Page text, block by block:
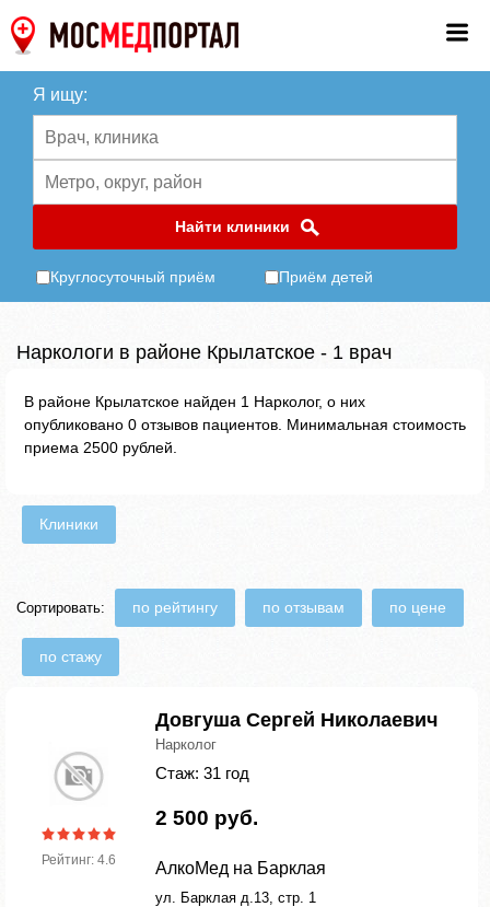
Я ищу:
Найти клиники
Круглосуточный приём Приём детей
Наркологи в районе Крылатское - 1 врач
В районе Крылатское найден 1 Нарколог, о них
опубликовано 0 отзывов пациентов. Минимальная стоимость
приема 2500 рублей.
Клиники
Сортировать: по рейтингу по отзывам по цене
по стажу
Рейтинг: 4.6
Довгуша Сергей Николаевич
Нарколог
Стаж: 31 год
2 500 руб.
АлкоМед на Барклая
ул. Барклая д.13, стр. 1